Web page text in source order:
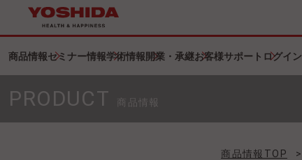
商品情報セミナー情報学術情報開業・承継お客様サポート ログイン
PRODUCT 商品情報
商品情報TOP >